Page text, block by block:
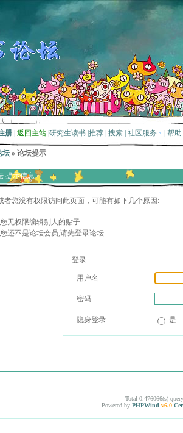
册 返回主站 研究生读书 推荐 搜索 社区服务 帮助
坛 » 论坛提示
提示信息
者您没有权限访问此页面，可能有如下几个原因:
您无权限编辑别人的贴子
您还不是论坛会员,请先登录论坛
登录
用户名
密码
隐身登录 是
Total 0.476066(s)
Powered by PHPWind v6.0